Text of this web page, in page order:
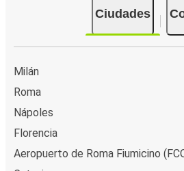
Ciudades
Milán
Roma
Nápoles
Florencia
Aeropuerto de Roma Fiumicino